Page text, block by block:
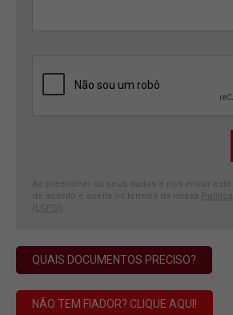
Ao preencher os seus dados e nos enviar
de acordo e aceita os termos da nossa
(LGPD)
QUAIS DOCUMENTOS PRECISO?
NÃO TEM FIADOR? CLIQUE AQUI!